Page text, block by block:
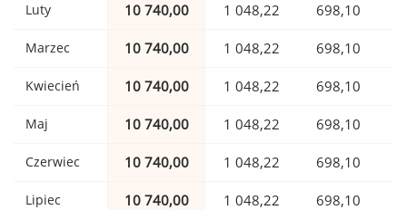
Luty 10 740,00 1 048,22 698,10
Marzec 10 740,00 1 048,22 698,10
Kwiecień 10 740,00 1 048,22 698,10
Maj 10 740,00 1 048,22 698,10
Czerwiec 10 740,00 1 048,22 698,10
Lipiec 10 740,00 1 048,22 698,10